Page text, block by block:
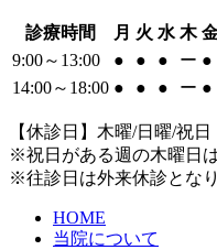
診療時間 月 火 水 木
9:00～13:00
● ● ● ー ●
14:00～18:00 ● ● ● ー ●
【休診日】木曜/日曜/祝日
※祝日がある週の木曜日
※往診日は外来休診とな
HOME
当院について